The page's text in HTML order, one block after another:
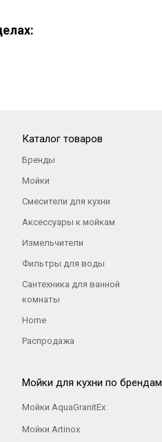
Каталог товаров
Бренды
Мойки
Смесители для кухни
Аксессуары к мойкам
Измельчители
Фильтры для воды
Сантехника для ванной
комнаты
Home
Распродажа
Мойки для кухни по брендам
Мойки AquaGranitEx
Мойки Artinox